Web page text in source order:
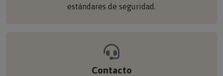
estándares de seguridad.
Contacto